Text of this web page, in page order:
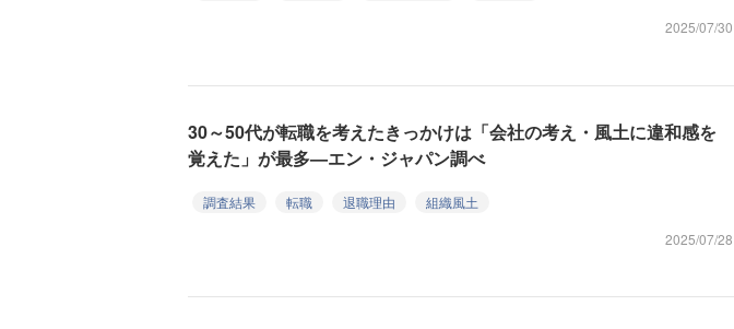
2025/07/30
30～50代が転職を考えたきっかけは「会社の考え・風土に違和感を
覚えた」が最多—エン・ジャパン調べ
調査結果 転職 退職理由
組織風土
2025/07/28